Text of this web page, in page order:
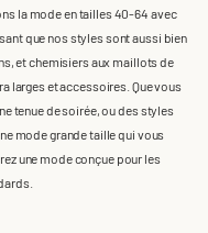
la mode en tailles 40-64 avec
que nos styles sont aussi bien
et chemisiers aux maillots de
larges et accessoires. Que vous
tenue de soirée, ou des styles
mode grande taille qui vous
une mode conçue pour les